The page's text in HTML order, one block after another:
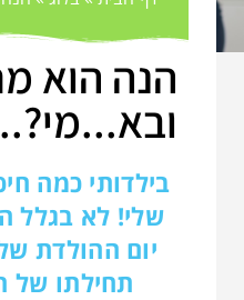
הנה הוא
בילדותי כמה
שלי! לא בגלל
יום ההולדת
תחילתו של